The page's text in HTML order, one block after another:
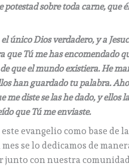
sobre toda carne, que
único Dios verdadero, y a
Tú me has encomendado
que el mundo existiera. He
han guardado tu palabra.
me diste se las he dado, y ellos
que Tú me enviaste.
evangelio como base de
se lo dedicamos de
con nuestra comunidad